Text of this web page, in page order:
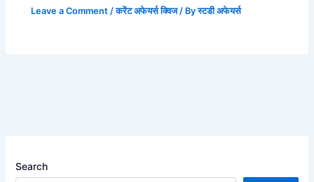
Leave a Comment /करेंट अफेयर्स क्विज/ Byस्टडी अफेयर्स
Search